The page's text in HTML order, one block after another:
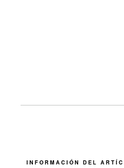
INFORMACIÓN DEL